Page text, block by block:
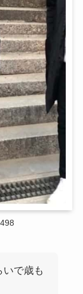
で歳も